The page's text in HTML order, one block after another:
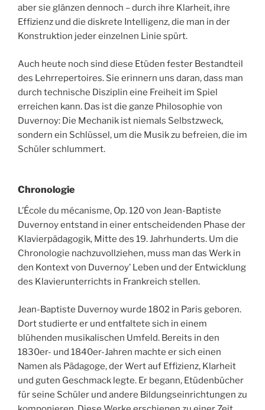
aber sie glänzen dennoch – durch ihre Klarheit, ihre
Effizienz und die diskrete Intelligenz, die man in der
Konstruktion jeder einzelnen Linie spürt.
Auch heute noch sind diese Etüden fester Bestandteil
des Lehrrepertoires. Sie erinnern uns daran, dass man
durch technische Disziplin eine Freiheit im Spiel
erreichen kann. Das ist die ganze Philosophie von
Duvernoy: Die Mechanik ist niemals Selbstzweck,
sondern ein Schlüssel, um die Musik zu befreien, die im
Schüler schlummert.
Chronologie
L’École du mécanisme, Op. 120 von Jean-Baptiste
Duvernoy entstand in einer entscheidenden Phase der
Klavierpädagogik, Mitte des 19. Jahrhunderts. Um die
Chronologie nachzuvollziehen, muss man das Werk in
den Kontext von Duvernoy’ Leben und der Entwicklung
des Klavierunterrichts in Frankreich stellen.
Jean-Baptiste Duvernoy wurde 1802 in Paris geboren.
Dort studierte er und entfaltete sich in einem
blühenden musikalischen Umfeld. Bereits in den
1830er- und 1840er-Jahren machte er sich einen
Namen als Pädagoge, der Wert auf Effizienz, Klarheit
und guten Geschmack legte. Er begann, Etüdenbücher
für seine Schüler und andere Bildungseinrichtungen zu